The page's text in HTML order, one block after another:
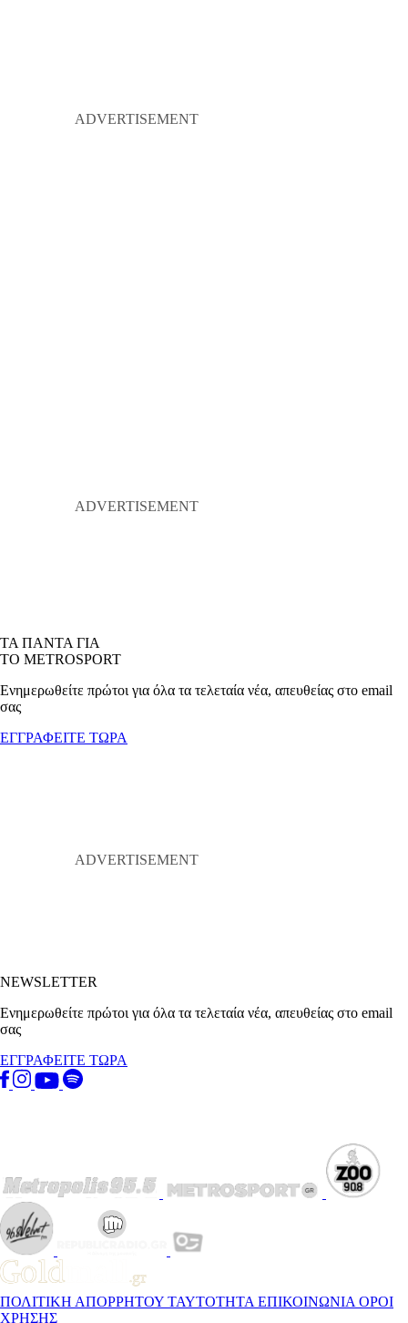
ΤΑ ΠΑΝΤΑ ΓΙΑ
ΤΟ METROSPORT
Ενημερωθείτε πρώτοι για όλα τα τελεταία νέα, απευθείας στο email
σας
ΕΓΓΡΑΦΕΙΤΕ ΤΩΡΑ
NEWSLETTER
Ενημερωθείτε πρώτοι για όλα τα τελεταία νέα, απευθείας στο email
σας
ΕΓΓΡΑΦΕΙΤΕ ΤΩΡΑ
ΠΟΛΙΤΙΚΗ ΑΠΟΡΡΗΤΟΥ ΤΑΥΤΟΤΗΤΑ ΕΠΙΚΟΙΝΩΝΙΑ ΟΡΟΙ
ΧΡΗΣΗΣ